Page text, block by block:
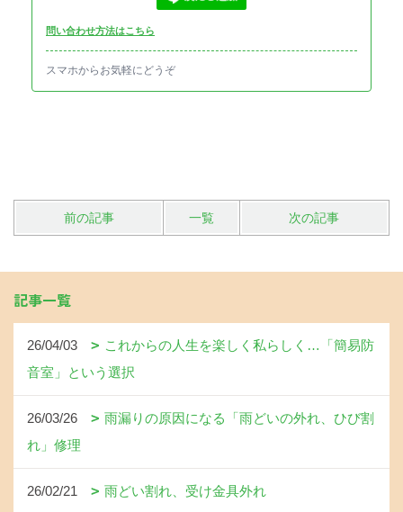
問い合わせ方法はこちら
スマホからお気軽にどうぞ
前の記事 一覧 次の記事
記事一覧
26/04/03
これからの人生を楽しく私らしく…「簡易防
音室」という選択
26/03/26
雨漏りの原因になる「雨どいの外れ、ひび割
れ」修理
26/02/21 雨どい割れ、受け金具外れ